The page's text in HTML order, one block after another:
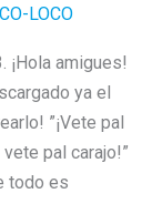
LOCO
¡Hola amigues!
ya el
”¡Vete pal
vete pal carajo!”
todo es